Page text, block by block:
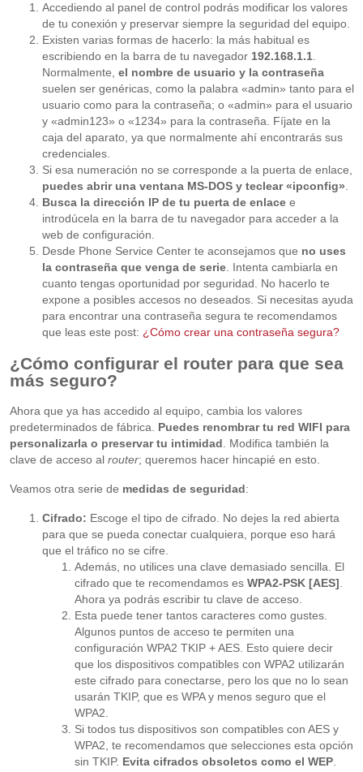
Accediendo al panel de control podrás modificar los valores
de tu conexión y preservar siempre la seguridad del equipo.
Existen varias formas de hacerlo: la más habitual es
escribiendo en la barra de tu navegador 192.168.1.1.
Normalmente, el nombre de usuario y la contraseña
suelen ser genéricas, como la palabra «admin» tanto para el
usuario como para la contraseña; o «admin» para el usuario
y «admin123» o «1234» para la contraseña. Fíjate en la
caja del aparato, ya que normalmente ahí encontrarás sus
credenciales.
Si esa numeración no se corresponde a la puerta de enlace,
puedes abrir una ventana MS-DOS y teclear «ipconfig».
Busca la dirección IP de tu puerta de enlacee
introdúcela en la barra de tu navegador para acceder a la
web de configuración.
Desde Phone Service Center te aconsejamos que no uses
la contraseña que venga de serie. Intenta cambiarla en
cuanto tengas oportunidad por seguridad. No hacerlo te
expone a posibles accesos no deseados. Si necesitas ayuda
para encontrar una contraseña segura te recomendamos
que leas este post: ¿Cómo crear una contraseña segura?
¿Cómo configurar el router para que sea
más seguro?
Ahora que ya has accedido al equipo, cambia los valores
predeterminados de fábrica. Puedes renombrar tu red WIFI para
personalizarla o preservar tu intimidad. Modifica también la
clave de acceso al router; queremos hacer hincapié en esto.
Veamos otra serie de medidas de seguridad:
Cifrado: Escoge el tipo de cifrado. No dejes la red abierta
para que se pueda conectar cualquiera, porque eso hará
que el tráfico no se cifre.
Además, no utilices una clave demasiado sencilla. El
cifrado que te recomendamos es WPA2-PSK [AES].
Ahora ya podrás escribir tu clave de acceso.
Esta puede tener tantos caracteres como gustes.
Algunos puntos de acceso te permiten una
configuración WPA2 TKIP + AES. Esto quiere decir
que los dispositivos compatibles con WPA2 utilizarán
este cifrado para conectarse, pero los que no lo sean
usarán TKIP, que es WPA y menos seguro que el
WPA2.
Si todos tus dispositivos son compatibles con AES y
WPA2, te recomendamos que selecciones esta opción
sin TKIP. Evita cifrados obsoletos como el WEP.